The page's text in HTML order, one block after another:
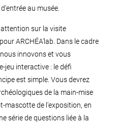
au musée.
sur la visite
ARCHÉA'lab. Dans le cadre
innovons et vous
jeu interactive : le défi
est simple. Vous devrez
de la main-mise
mascotte de l'exposition, en
série de questions liée à la